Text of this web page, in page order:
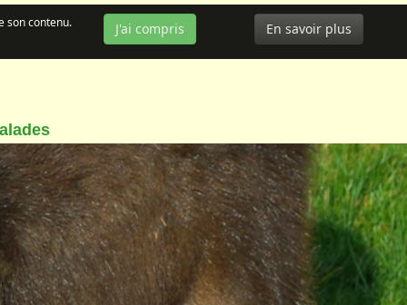
son contenu. J'ai compris En savoir plus